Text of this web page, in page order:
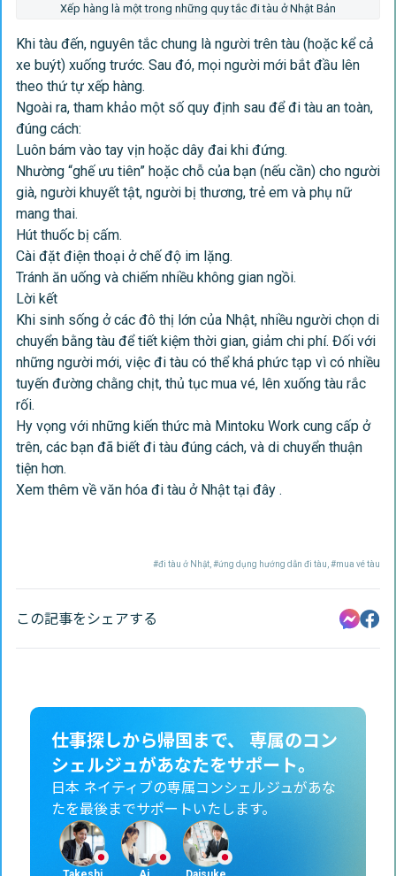
Xếp hàng là một trong những quy tắc đi tàu ở Nhật Bản
Khi tàu đến, nguyên tắc chung là người trên tàu (hoặc kể cả
xe buýt) xuống trước. Sau đó, mọi người mới bắt đầu lên
theo thứ tự xếp hàng.
Ngoài ra, tham khảo một số quy định sau để đi tàu an toàn,
đúng cách:
Luôn bám vào tay vịn hoặc dây đai khi đứng.
Nhường “ghế ưu tiên” hoặc chỗ của bạn (nếu cần) cho người
già, người khuyết tật, người bị thương, trẻ em và phụ nữ
mang thai.
Hút thuốc bị cấm.
Cài đặt điện thoại ở chế độ im lặng.
Tránh ăn uống và chiếm nhiều không gian ngồi.
Lời kết
Khi sinh sống ở các đô thị lớn của Nhật, nhiều người chọn di
chuyển bằng tàu để tiết kiệm thời gian, giảm chi phí. Đối với
những người mới, việc đi tàu có thể khá phức tạp vì có nhiều
tuyến đường chằng chịt, thủ tục mua vé, lên xuống tàu rắc
rối.
Hy vọng với những kiến thức mà Mintoku Work cung cấp ở
trên, các bạn đã biết đi tàu đúng cách, và di chuyển thuận
tiện hơn.
Xem thêm về văn hóa đi tàu ở Nhật tại đây .
#đi tàu ở Nhật , #ứng dụng hướng dẫn đi tàu , #mua vé tàu
この記事をシェアする
仕事探しから帰国まで、 専属のコン
シェルジュがあなたをサポート。
日本 ネイティブの専属コンシェルジュがあな
たを最後までサポートいたします。